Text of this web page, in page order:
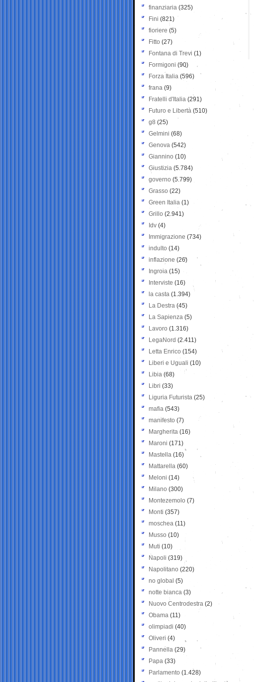
finanziaria (325)
Fini (821)
fioriere (5)
Fitto (27)
Fontana di Trevi (1)
Formigoni (90)
Forza Italia (596)
frana (9)
Fratelli d'Italia (291)
Futuro e Libertà (510)
g8 (25)
Gelmini (68)
Genova (542)
Giannino (10)
Giustizia (5.784)
governo (5.799)
Grasso (22)
Green Italia (1)
Grillo (2.941)
Idv (4)
Immigrazione (734)
indulto (14)
inflazione (26)
Ingroia (15)
Interviste (16)
la casta (1.394)
La Destra (45)
La Sapienza (5)
Lavoro (1.316)
LegaNord (2.411)
Letta Enrico (154)
Liberi e Uguali (10)
Libia (68)
Libri (33)
Liguria Futurista (25)
mafia (543)
manifesto (7)
Margherita (16)
Maroni (171)
Mastella (16)
Mattarella (60)
Meloni (14)
Milano (300)
Montezemolo (7)
Monti (357)
moschea (11)
Musso (10)
Muti (10)
Napoli (319)
Napolitano (220)
no global (5)
notte bianca (3)
Nuovo Centrodestra (2)
Obama (11)
olimpiadi (40)
Oliveri (4)
Pannella (29)
Papa (33)
Parlamento (1.428)